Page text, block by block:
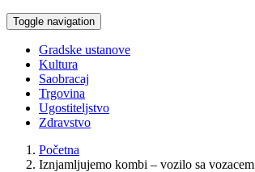
Toggle navigation
Gradske ustanove
Kultura
Saobracaj
Trgovina
Ugostiteljstvo
Zdravstvo
Početna
Iznjamljujemo kombi – vozilo sa vozacem